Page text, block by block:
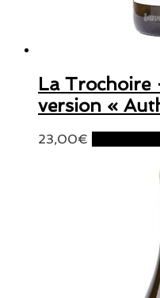
La Trochoire
version «
23,00€